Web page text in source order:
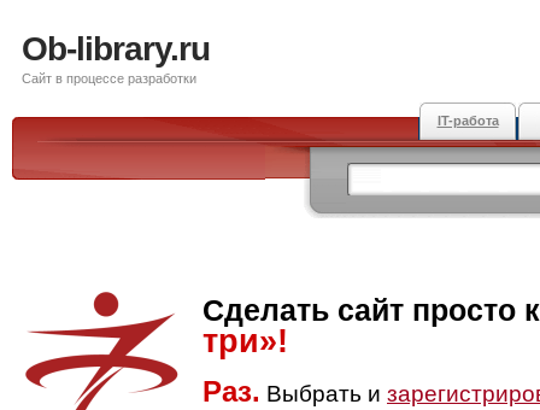
Ob-library.ru
Сайт в процессе разработки
IT-работа
Сделать сайт просто
три»!
Раз. Выбрать и